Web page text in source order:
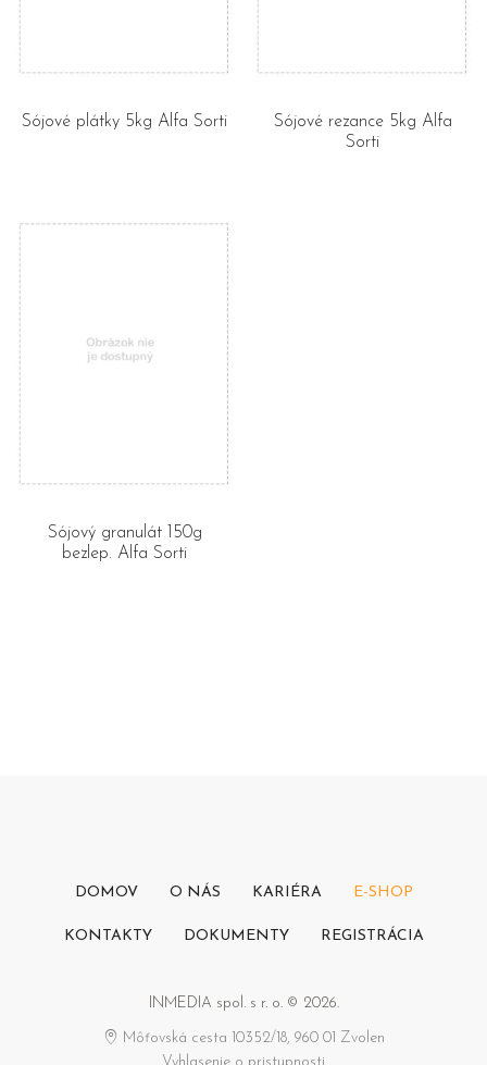
Sójové plátky 5kg Alfa Sorti
Sójové rezance 5kg Alfa
Sorti
Sójový granulát 150g
bezlep. Alfa Sorti
DOMOV O NÁS KARIÉRA E-SHOP
KONTAKTY DOKUMENTY REGISTRÁCIA
INMEDIA spol. s r. o. © 2026.
Môťovská cesta 10352/18, 960 01 Zvolen